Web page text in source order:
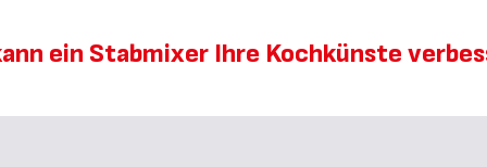
ein Stabmixer Ihre Kochkünste